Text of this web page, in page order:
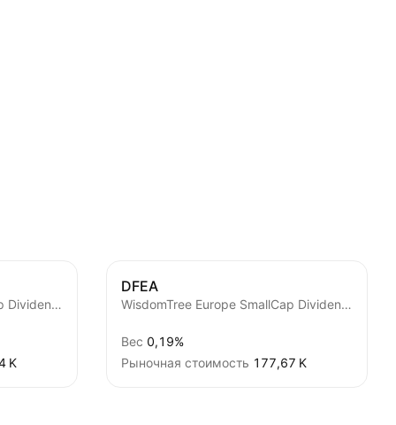
WisdomTree Europe SmallCap Dividend Fund
K‬
DFEA
WisdomTree Europe SmallCap Dividend UCITS ETF Acc
Вес 0,19%
Рыночная стоимость ‪177,67 K‬